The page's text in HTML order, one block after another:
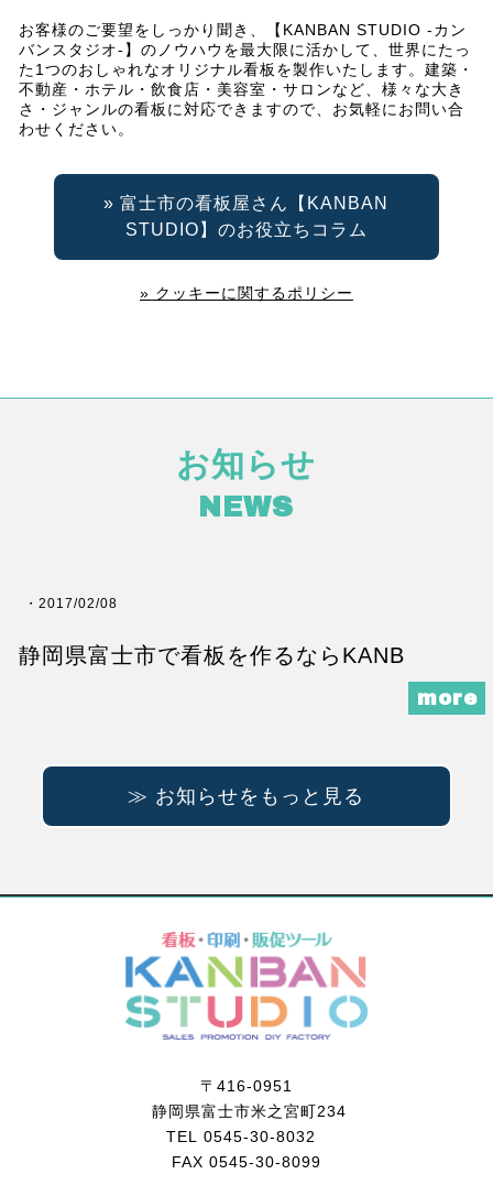
お客様のご要望をしっかり聞き、【KANBAN STUDIO -カン
バンスタジオ-】のノウハウを最大限に活かして、世界にたっ
た1つのおしゃれなオリジナル看板を製作いたします。建築・
不動産・ホテル・飲食店・美容室・サロンなど、様々な大き
さ・ジャンルの看板に対応できますので、お気軽にお問い合
わせください。
» 富士市の看板屋さん【KANBAN
STUDIO】のお役立ちコラム
» クッキーに関するポリシー
お知らせ
NEWS
2017/02/08
静岡県富士市で看板を作るならKANB
more
≫ お知らせをもっと見る
〒416-0951
静岡県富士市米之宮町234
TEL 0545-30-8032
FAX 0545-30-8099